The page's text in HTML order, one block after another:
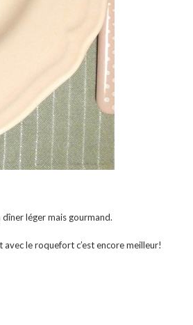
léger mais gourmand.
avec le roquefort c’est encore meilleur!